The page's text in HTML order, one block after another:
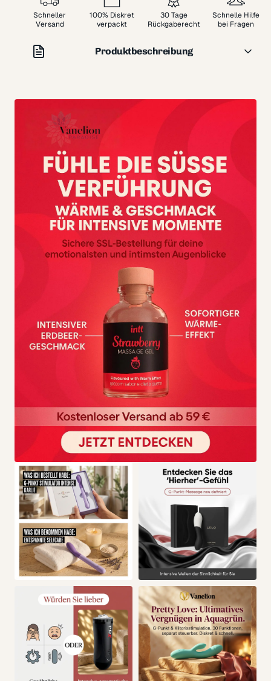
Schneller
Versand
100% Diskret
verpackt
30 Tage
Rückgaberecht
Schnelle Hilfe
bei Fragen
Produktbeschreibung
spektakulär sexy Design, mit denen Sie zur Bombe der
Verführung werden, hergestellt von der renommierten
Marke für sexy Dessous Passion
Magali-Set
Bestehend aus drei Teilen
Bestehend aus Oberteil, Strapsgürtel und Tanga
rote Farbe
Präsentation in einer schönen Box
Zusammensetzung: 75 % Polyester / 15 %
Größe S/M
Passion ist Dessous, die in der Europäischen Union unter
sowohl bei der Herstellung als auch bei den dekorativen
Elementen auf ein Höchstmaß an Details achten. Sie
sind für die heutige Welt, dynamische Menschen mit dem
Wunsch nach Innovation und dem Gefühl, immer auf
dem neuesten Stand zu sein, konzipiert.